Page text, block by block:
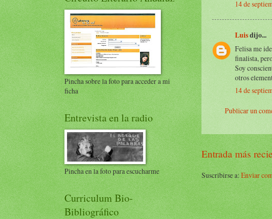
14 de
Luisdijo...
Felisa me
finalista,
Soy
otros
14 de
Publicar un
Entrada más
Suscribirse a:Enviar
Pincha sobre la foto para acceder a mi
ficha
Entrevista en la radio
Pincha en la foto para escucharme
Curriculum Bio-
Bibliográfico